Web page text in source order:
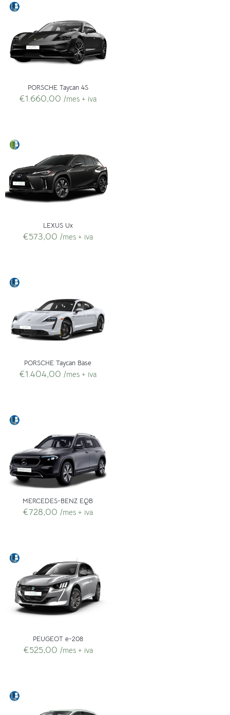
PORSCHE Taycan 4S
€1.660,00 /mes + iva
LEXUS Ux
€573,00 /mes + iva
PORSCHE Taycan Base
€1.404,00 /mes + iva
MERCEDES-BENZ EQB
€728,00 /mes + iva
PEUGEOT e-208
€525,00 /mes + iva